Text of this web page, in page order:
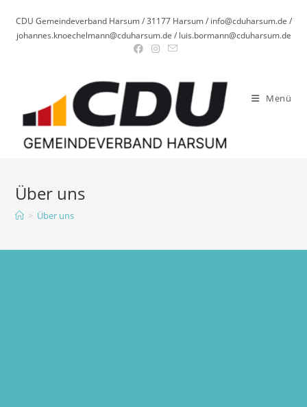
Inhalt
springen
CDU Gemeindeverband Harsum / 31177 Harsum / info@cduharsum.de /
johannes.knoechelmann@cduharsum.de / luis.bormann@cduharsum.de
Menü
Über uns
> Über uns